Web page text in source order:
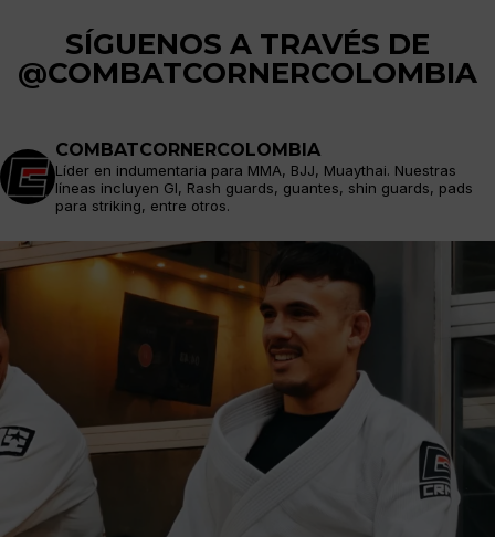
SÍGUENOS A TRAVÉS DE
@COMBATCORNERCOLOMBIA
COMBATCORNERCOLOMBIA
Líder en indumentaria para MMA, BJJ, Muaythai. Nuestras
líneas incluyen GI, Rash guards, guantes, shin guards, pads
para striking, entre otros.